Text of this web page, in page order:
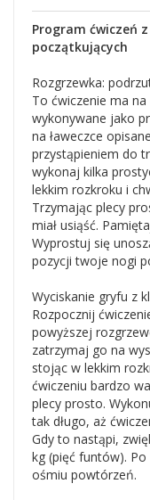
Program ćwiczeń
początkujących
Rozgrzewka:
To ćwiczenie ma
wykonywane jako
na ławeczce
przystąpieniem do
wykonaj kilka
lekkim rozkroku i
Trzymając plecy
miał usiąść.
Wyprostuj się
pozycji twoje nogi
Wyciskanie gryfu z
Rozpocznij
powyższej
zatrzymaj go na
stojąc w lekkim
ćwiczeniu bardzo
plecy prosto.
tak długo, aż
Gdy to nastąpi,
kg (pięć funtów).
ośmiu powtórzeń.